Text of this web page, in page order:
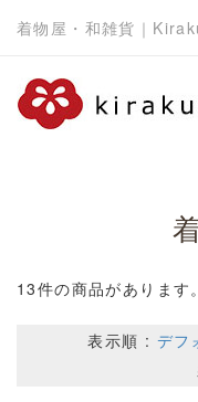
着物屋・和雑貨｜
13件の商品があります。
表示順 : デフ